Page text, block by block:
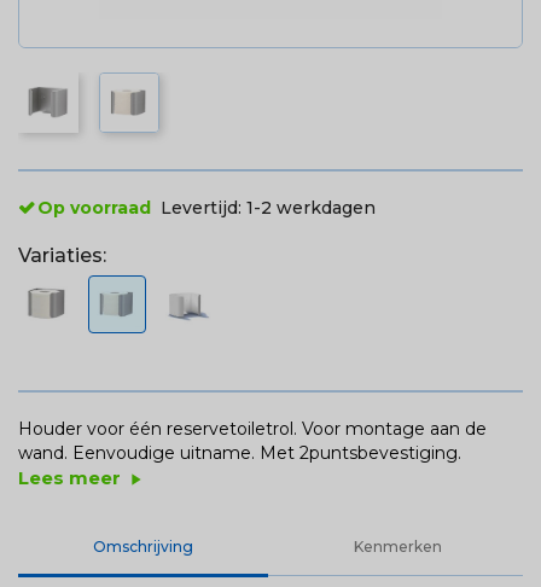
Op voorraad Levertijd: 1-2 werkdagen
Variaties:
Houder voor één reservetoiletrol. Voor montage aan de
wand. Eenvoudige uitname. Met 2puntsbevestiging.
Lees meer play_arrow
Omschrijving Kenmerken